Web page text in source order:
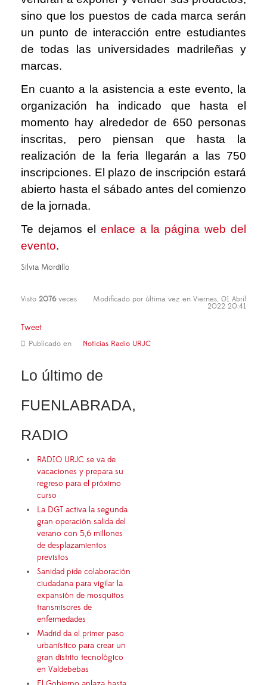
sino que los puestos de cada marca serán
un punto de interacción entre estudiantes
de todas las universidades madrileñas y
marcas.
En cuanto a la asistencia a este evento, la
organización ha indicado que hasta el
momento hay alrededor de 650 personas
inscritas, pero piensan que hasta la
realización de la feria llegarán a las 750
inscripciones. El plazo de inscripción estará
abierto hasta el sábado antes del comienzo
de la jornada.
Te dejamos el enlace a la página web del
evento.
Silvia Mordillo
Visto 2076veces Modificado por última vez en Viernes, 01 Abril
2022 20:41
Tweet
Publicado en Noticias Radio URJC
Lo último de
FUENLABRADA,
RADIO
RADIO URJC se va de
vacaciones y prepara su
regreso para el próximo
curso
La DGT activa la segunda
gran operación salida del
verano con 5,6 millones
de desplazamientos
previstos
Sanidad pide colaboración
ciudadana para vigilar la
expansión de mosquitos
transmisores de
enfermedades
Madrid da el primer paso
urbanístico para crear un
gran distrito tecnológico
en Valdebebas